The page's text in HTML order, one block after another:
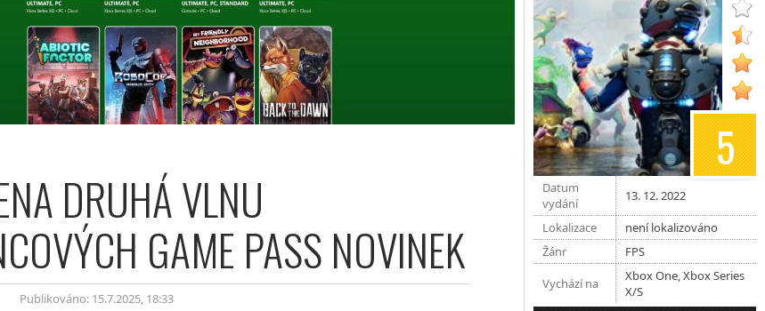
5
Datum
vydání
13. 12. 2022
Lokalizace
není lokalizováno
Žánr
FPS
Vychází na
Xbox One,Xbox Series
X/S
DRUHÁ VLNU
GAME PASS NOVINEK
Publikováno: 15.7.2025, 18:33